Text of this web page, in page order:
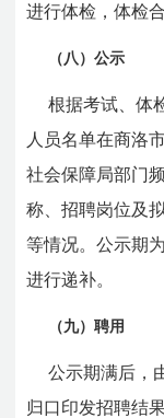
进行体检，体检
（八）公示
根据考试、体
人员名单在商洛
社会保障局部门
称、招聘岗位及
等情况。公示期
进行递补。
（九）聘用
公示期满后，
归口印发招聘结